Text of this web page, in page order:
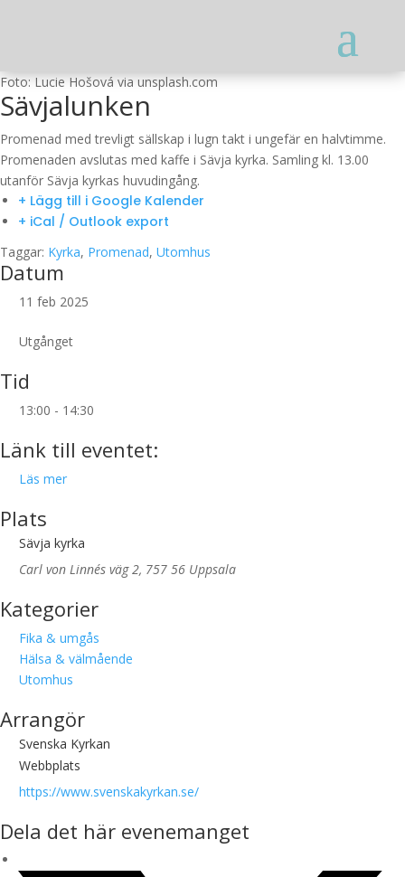
Foto: Lucie Hošová via unsplash.com
Sävjalunken
Promenad med trevligt sällskap i lugn takt i ungefär en halvtimme.
Promenaden avslutas med kaffe i Sävja kyrka. Samling kl. 13.00
utanför Sävja kyrkas huvudingång.
+ Lägg till i Google Kalender
+ iCal / Outlook export
Taggar: Kyrka, Promenad, Utomhus
Datum
11 feb 2025
Utgånget
Tid
13:00 - 14:30
Länk till eventet:
Läs mer
Plats
Sävja kyrka
Carl von Linnés väg 2, 757 56 Uppsala
Kategorier
Fika & umgås
Hälsa & välmående
Utomhus
Arrangör
Svenska Kyrkan
Webbplats
https://www.svenskakyrkan.se/
Dela det här evenemanget